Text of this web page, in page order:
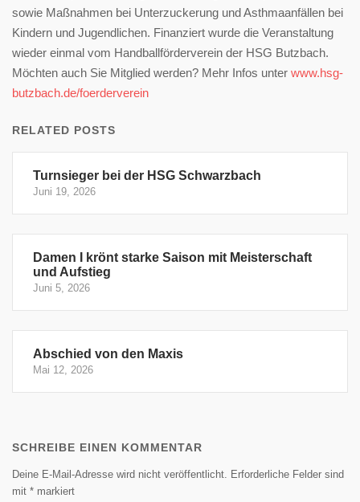
sowie Maßnahmen bei Unterzuckerung und Asthmaanfällen bei
Kindern und Jugendlichen. Finanziert wurde die Veranstaltung
wieder einmal vom Handballförderverein der HSG Butzbach.
Möchten auch Sie Mitglied werden? Mehr Infos unter www.hsg-
butzbach.de/foerderverein
RELATED POSTS
Turnsieger bei der HSG Schwarzbach
Juni 19, 2026
Damen I krönt starke Saison mit Meisterschaft
und Aufstieg
Juni 5, 2026
Abschied von den Maxis
Mai 12, 2026
SCHREIBE EINEN KOMMENTAR
Deine E-Mail-Adresse wird nicht veröffentlicht. Erforderliche Felder sind
mit * markiert